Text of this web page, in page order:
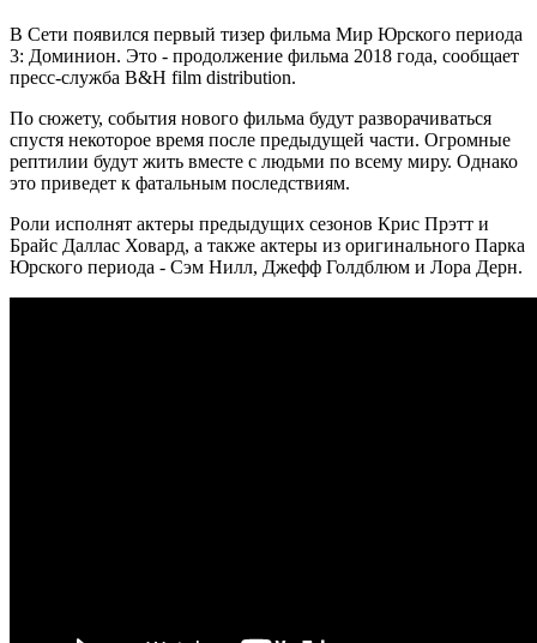
В Сети появился первый тизер фильма Мир Юрского периода
3: Доминион. Это - продолжение фильма 2018 года, сообщает
пресс-служба B&H film distribution.
По сюжету, события нового фильма будут разворачиваться
спустя некоторое время после предыдущей части. Огромные
рептилии будут жить вместе с людьми по всему миру. Однако
это приведет к фатальным последствиям.
Роли исполнят актеры предыдущих сезонов Крис Прэтт и
Брайс Даллас Ховард, а также актеры из оригинального Парка
Юрского периода - Сэм Нилл, Джефф Голдблюм и Лора Дерн.